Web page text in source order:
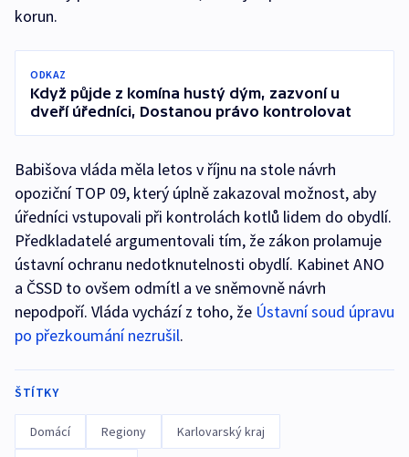
korun.
ODKAZ
Když půjde z komína hustý dým, zazvoní u
dveří úředníci, Dostanou právo kontrolovat
Babišova vláda měla letos v říjnu na stole návrh
opoziční TOP 09, který úplně zakazoval možnost, aby
úředníci vstupovali při kontrolách kotlů lidem do obydlí.
Předkladatelé argumentovali tím, že zákon prolamuje
ústavní ochranu nedotknutelnosti obydlí. Kabinet ANO
a ČSSD to ovšem odmítl a ve sněmovně návrh
nepodpoří. Vláda vychází z toho, že Ústavní soud úpravu
po přezkoumání nezrušil.
ŠTÍTKY
Domácí Regiony Karlovarský kraj